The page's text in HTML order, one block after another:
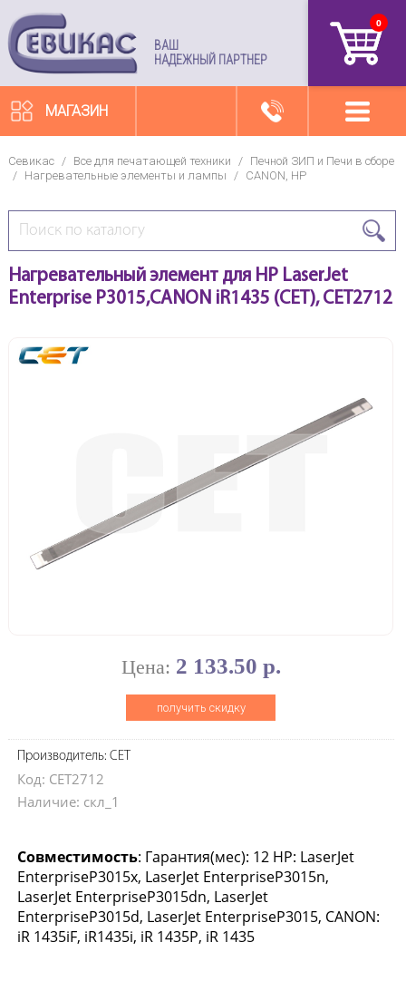
ВАШ
НАДЕЖНЫЙ ПАРТНЕР
0
МАГАЗИН
Севикас / Все для печатающей техники /
Печной ЗИП и Печи в сборе
/
Нагревательные элементы и лампы / CANON, HP
Нагревательный элемент для HP LaserJet
Enterprise P3015,CANON iR1435 (CET), CET2712
Цена: 2 133.50 р.
получить скидку
Производитель: CET
Код: CET2712
Наличие: скл_1
Совместимость: Гарантия(мес): 12 HP: LaserJet
EnterpriseP3015x, LaserJet EnterpriseP3015n,
LaserJet EnterpriseP3015dn, LaserJet
EnterpriseP3015d, LaserJet EnterpriseP3015, CANON:
iR 1435iF, iR1435i, iR 1435P, iR 1435